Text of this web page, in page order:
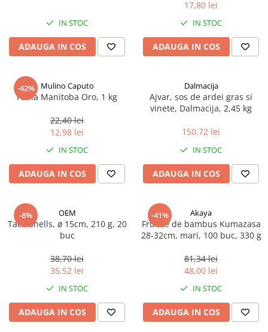
Sare de mare din Marea Nordului
Sare de mare din Oceanele Pacific
si Indian
Portugalia
Sare de roca
Sare speciala
Terine si placinte
Uleiuri speciale/presate la rece
Ulei de masline extravirgin
Ulei Gewurzgarten
Ulei Huilerie Beaujolaise
Ulei Huileries du Berry
Uleiuri aromatizate
Ulei Wiberg Gastro
Prajitore paine
Gratare
IN STOC
ADAUGA IN COS
17,80 lei
IN STOC
ADAUGA IN COS
-42% Mulino Caputo
Faina Manitoba Oro, 1 kg
22,40 lei
12,98 lei
IN STOC
ADAUGA IN COS
Dalmacija
Ajvar, sos de ardei gras si
vinete, Dalmacija, 2,45 kg
150,72 lei
IN STOC
ADAUGA IN COS
-8% OEM
Taco Shells, ø 15cm, 210 g, 20
buc
38,70 lei
35,52 lei
IN STOC
ADAUGA IN COS
-41% Akaya
Frunze de bambus Kumazasa
28-32cm, mari, 100 buc, 330 g
81,34 lei
48,00 lei
IN STOC
ADAUGA IN COS